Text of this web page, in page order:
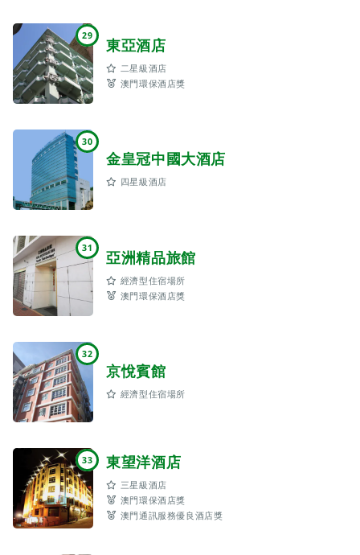
29 東亞酒店
二星級酒店
澳門環保酒店獎
30
金皇冠中國大酒店
四星級酒店
31 亞洲精品旅館
經濟型住宿場所
澳門環保酒店獎
32
京悅賓館
經濟型住宿場所
33 東望洋酒店
三星級酒店
澳門環保酒店獎
澳門通訊服務優良酒店獎